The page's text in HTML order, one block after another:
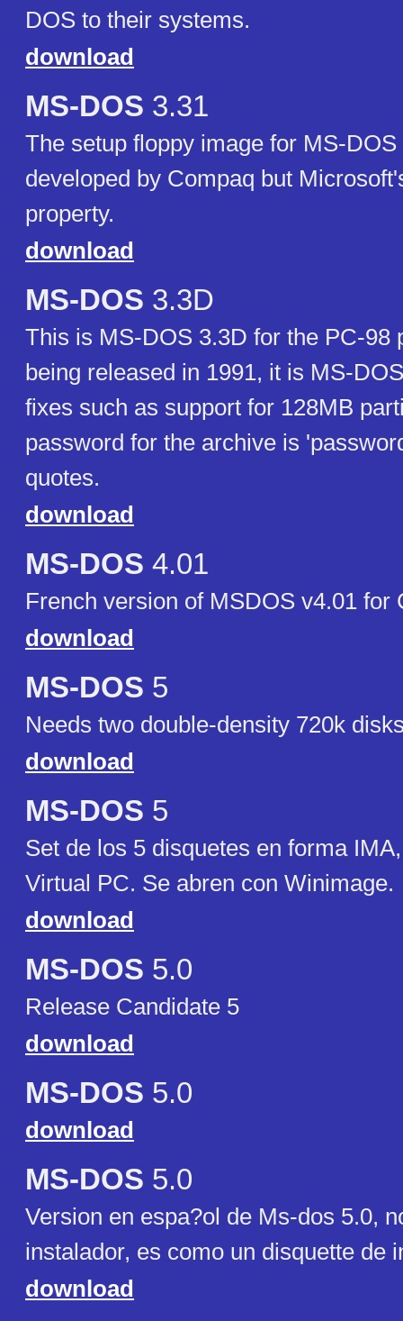
DOS to their systems.
download
MS-DOS 3.31
The setup floppy image for MS-
developed by Compaq but
property.
download
MS-DOS 3.3D
This is MS-DOS 3.3D for the PC-98
being released in 1991, it is MS-
fixes such as support for 128MB
password for the archive is
quotes.
download
MS-DOS 4.01
French version of MSDOS v4.01 for
download
MS-DOS 5
Needs two double-density 720k
download
MS-DOS 5
Set de los 5 disquetes en forma
Virtual PC. Se abren con Winimage.
download
MS-DOS 5.0
Release Candidate 5
download
MS-DOS 5.0
download
MS-DOS 5.0
Version en espa?ol de Ms-dos 5.0,
instalador, es como un disquette de
download